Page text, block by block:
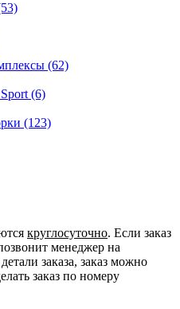
(62)
(6)
(123)
круглосуточно. Если заказ
менеджер на
заказа, заказ можно
заказ по номеру